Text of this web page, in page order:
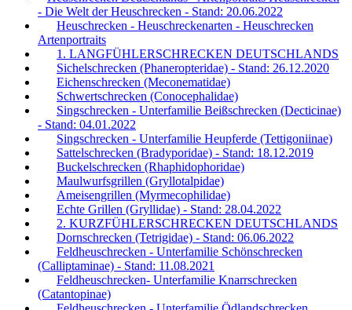
- Die Welt der Heuschrecken - Stand: 20.06.2022
Heuschrecken - Heuschreckenarten - Heuschrecken
Artenportraits
1. LANGFÜHLERSCHRECKEN DEUTSCHLANDS
Sichelschrecken (Phaneropteridae) - Stand: 26.12.2020
Eichenschrecken (Meconematidae)
Schwertschrecken (Conocephalidae)
Singschrecken - Unterfamilie Beißschrecken (Decticinae)
- Stand: 04.01.2022
Singschrecken - Unterfamilie Heupferde (Tettigoniinae)
Sattelschrecken (Bradyporidae) - Stand: 18.12.2019
Buckelschrecken (Rhaphidophoridae)
Maulwurfsgrillen (Gryllotalpidae)
Ameisengrillen (Myrmecophilidae)
Echte Grillen (Gryllidae) - Stand: 28.04.2022
2. KURZFÜHLERSCHRECKEN DEUTSCHLANDS
Dornschrecken (Tetrigidae) - Stand: 06.06.2022
Feldheuschrecken - Unterfamilie Schönschrecken
(Calliptaminae) - Stand: 11.08.2021
Feldheuschrecken- Unterfamilie Knarrschrecken
(Catantopinae)